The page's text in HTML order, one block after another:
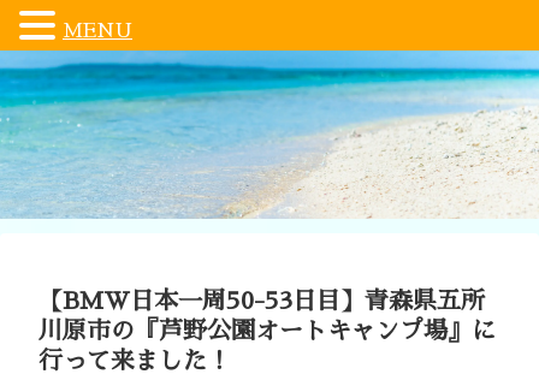
【BMW日本一周50-53日目】青森県五所
川原市の『芦野公園オートキャンプ場』に
行って来ました！
MENU